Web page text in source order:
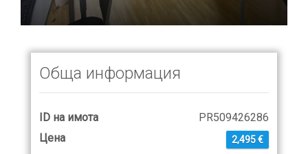
Обща информация
ID на имота
PR509426286
Цена
2,495 €